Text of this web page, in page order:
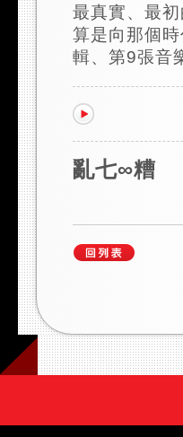
最真實、最
算是向那個
輯、第9張音
亂七∞糟